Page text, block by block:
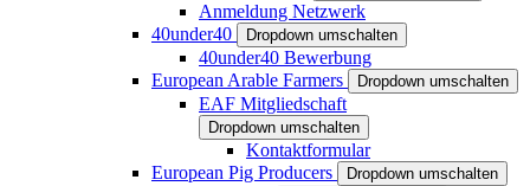
Anmeldung Netzwerk
40under40
Dropdown umschalten
40under40 Bewerbung
European Arable Farmers
Dropdown umschalten
EAF Mitgliedschaft
Dropdown umschalten
Kontaktformular
European Pig Producers
Dropdown umschalten